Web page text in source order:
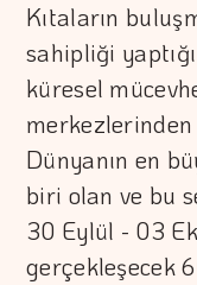
Kıtaların
sahipliği
küresel
Dünyanın en
biri olan ve bu
30 Eylül - 03
gerçekleşecek